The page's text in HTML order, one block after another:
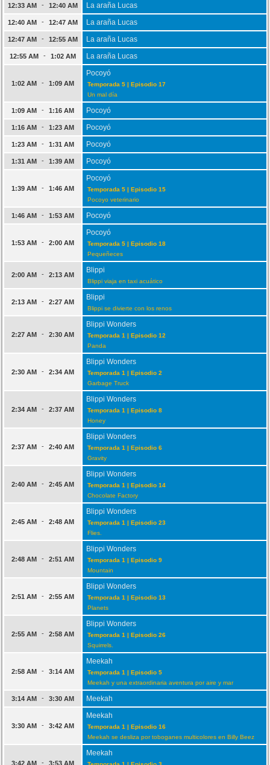
12:33 AM - 12:40 AM La araña Lucas
12:40 AM - 12:47 AM La araña Lucas
12:47 AM - 12:55 AM La araña Lucas
12:55 AM - 1:02 AM La araña Lucas
1:02 AM - 1:09 AM
Pocoyó
Temporada 5 | Episodio 17
Un mal día
1:09 AM - 1:16 AM Pocoyó
1:16 AM - 1:23 AM Pocoyó
1:23 AM - 1:31 AM Pocoyó
1:31 AM - 1:39 AM Pocoyó
1:39 AM - 1:46 AM
Pocoyó
Temporada 5 | Episodio 15
Pocoyo veterinario
1:46 AM - 1:53 AM Pocoyó
1:53 AM - 2:00 AM
Pocoyó
Temporada 5 | Episodio 18
Pequeñeces
2:00 AM - 2:13 AM
Blippi
Blippi viaja en taxi acuático
2:13 AM - 2:27 AM
Blippi
Blippi se divierte con los renos
2:27 AM - 2:30 AM
Blippi Wonders
Temporada 1 | Episodio 12
Panda
2:30 AM - 2:34 AM
Blippi Wonders
Temporada 1 | Episodio 2
Garbage Truck
2:34 AM - 2:37 AM
Blippi Wonders
Temporada 1 | Episodio 8
Honey
2:37 AM - 2:40 AM
Blippi Wonders
Temporada 1 | Episodio 6
Gravity
2:40 AM - 2:45 AM
Blippi Wonders
Temporada 1 | Episodio 14
Chocolate Factory
2:45 AM - 2:48 AM
Blippi Wonders
Temporada 1 | Episodio 23
Flies.
2:48 AM - 2:51 AM
Blippi Wonders
Temporada 1 | Episodio 9
Mountain
2:51 AM - 2:55 AM
Blippi Wonders
Temporada 1 | Episodio 13
Planets
2:55 AM - 2:58 AM
Blippi Wonders
Temporada 1 | Episodio 26
Squirrels.
2:58 AM - 3:14 AM
Meekah
Temporada 1 | Episodio 5
Meekah y una extraordinaria aventura por aire y mar
3:14 AM - 3:30 AM Meekah
3:30 AM - 3:42 AM
Meekah
Temporada 1 | Episodio 16
Meekah se desliza por toboganes multicolores en Billy Beez
3:42 AM - 3:53 AM
Meekah